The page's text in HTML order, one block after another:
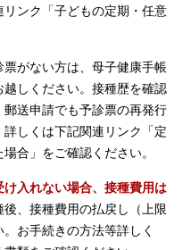
ンク「子どもの定期・任意
がない方は、母子健康手帳
しください。接種歴を確認
送申請でも予診票の再発行
しくは下記関連リンク「定
合」をご確認ください。
入れない場合、接種費用は
後、接種費用の払戻し（上限
お手続きの方法等詳しく